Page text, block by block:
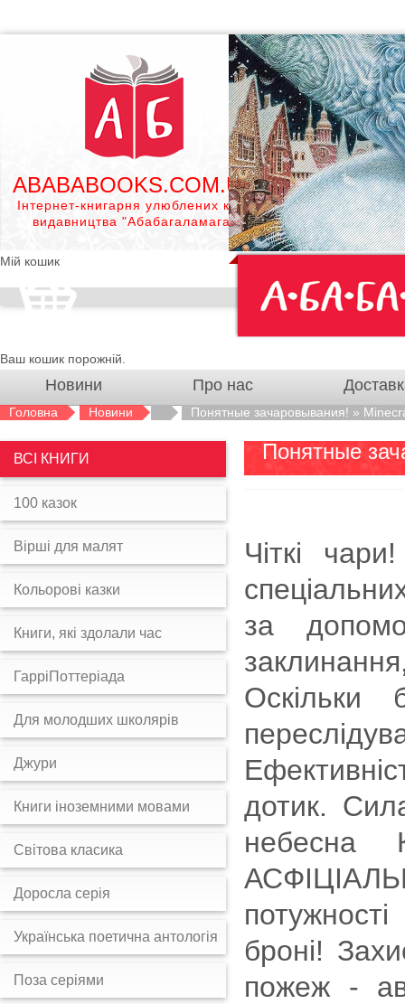
ABABABOOKS.COM.UA
Інтернет-книгарня улюблених книг
видавництва "Абабагаламага"
Мій кошик
Ваш кошик порожній.
Новини Про нас
Головна Новини Понятные зачаровывания! »
Понятные
Чіткі
за
Оскільки
дотик.
броні!
пожеж -
ВСІ КНИГИ
100 казок
Вірші для малят
Кольорові казки
Книги, які здолали час
ГарріПоттеріада
Для молодших школярів
Джури
Книги іноземними мовами
Світова класика
Доросла серія
Українська поетична антологія
Поза серіями